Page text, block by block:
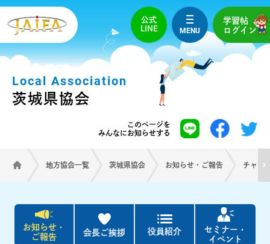
公式
LINE
MENU
学習帖
ログイン
Local Association
茨城県協会
このページを
みんなにお知らせする
地方協会一覧 茨城県協会 お知らせ・ご報告 チャリ
お知らせ・
ご報告
会長ご挨拶 役員紹介
セミナー・
イベント